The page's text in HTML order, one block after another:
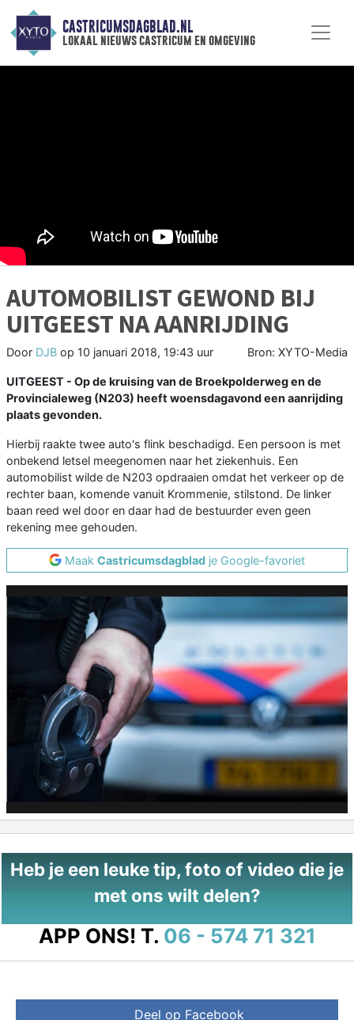
CASTRICUMSDAGBLAD.NL
lokaal nieuws castricum en omgeving
AUTOMOBILIST GEWOND BIJ
UITGEEST NA AANRIJDING
Door DJB op 10 januari 2018, 19:43 uur Bron: XYTO-Media
UITGEEST - Op de kruising van de Broekpolderweg en de
Provincialeweg (N203) heeft woensdagavond een aanrijding
plaats gevonden.
Hierbij raakte twee auto's flink beschadigd. Een persoon is met
onbekend letsel meegenomen naar het ziekenhuis. Een
automobilist wilde de N203 opdraaien omdat het verkeer op de
rechter baan, komende vanuit Krommenie, stilstond. De linker
baan reed wel door en daar had de bestuurder even geen
rekening mee gehouden.
Maak Castricumsdagblad je Google-favoriet
Heb je een leuke tip, foto of video die je
met ons wilt delen?
APP ONS! T. 06 - 574 71 321
Deel op Facebook